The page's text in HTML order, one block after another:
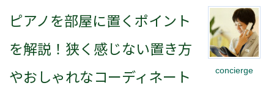
concierge
ピアノを部屋に置くポイント
を解説！狭く感じない置き方
やおしゃれなコーディネート